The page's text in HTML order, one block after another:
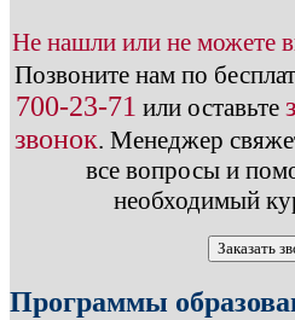
Не нашли или не можете
Позвоните нам по
700-23-71 или оставьте
звонок. Менеджер
все вопросы и
необходимый
Заказать
Программы